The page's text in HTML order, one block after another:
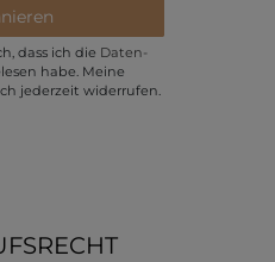
dass ich die Daten­
habe. Meine
jederzeit widerrufen.